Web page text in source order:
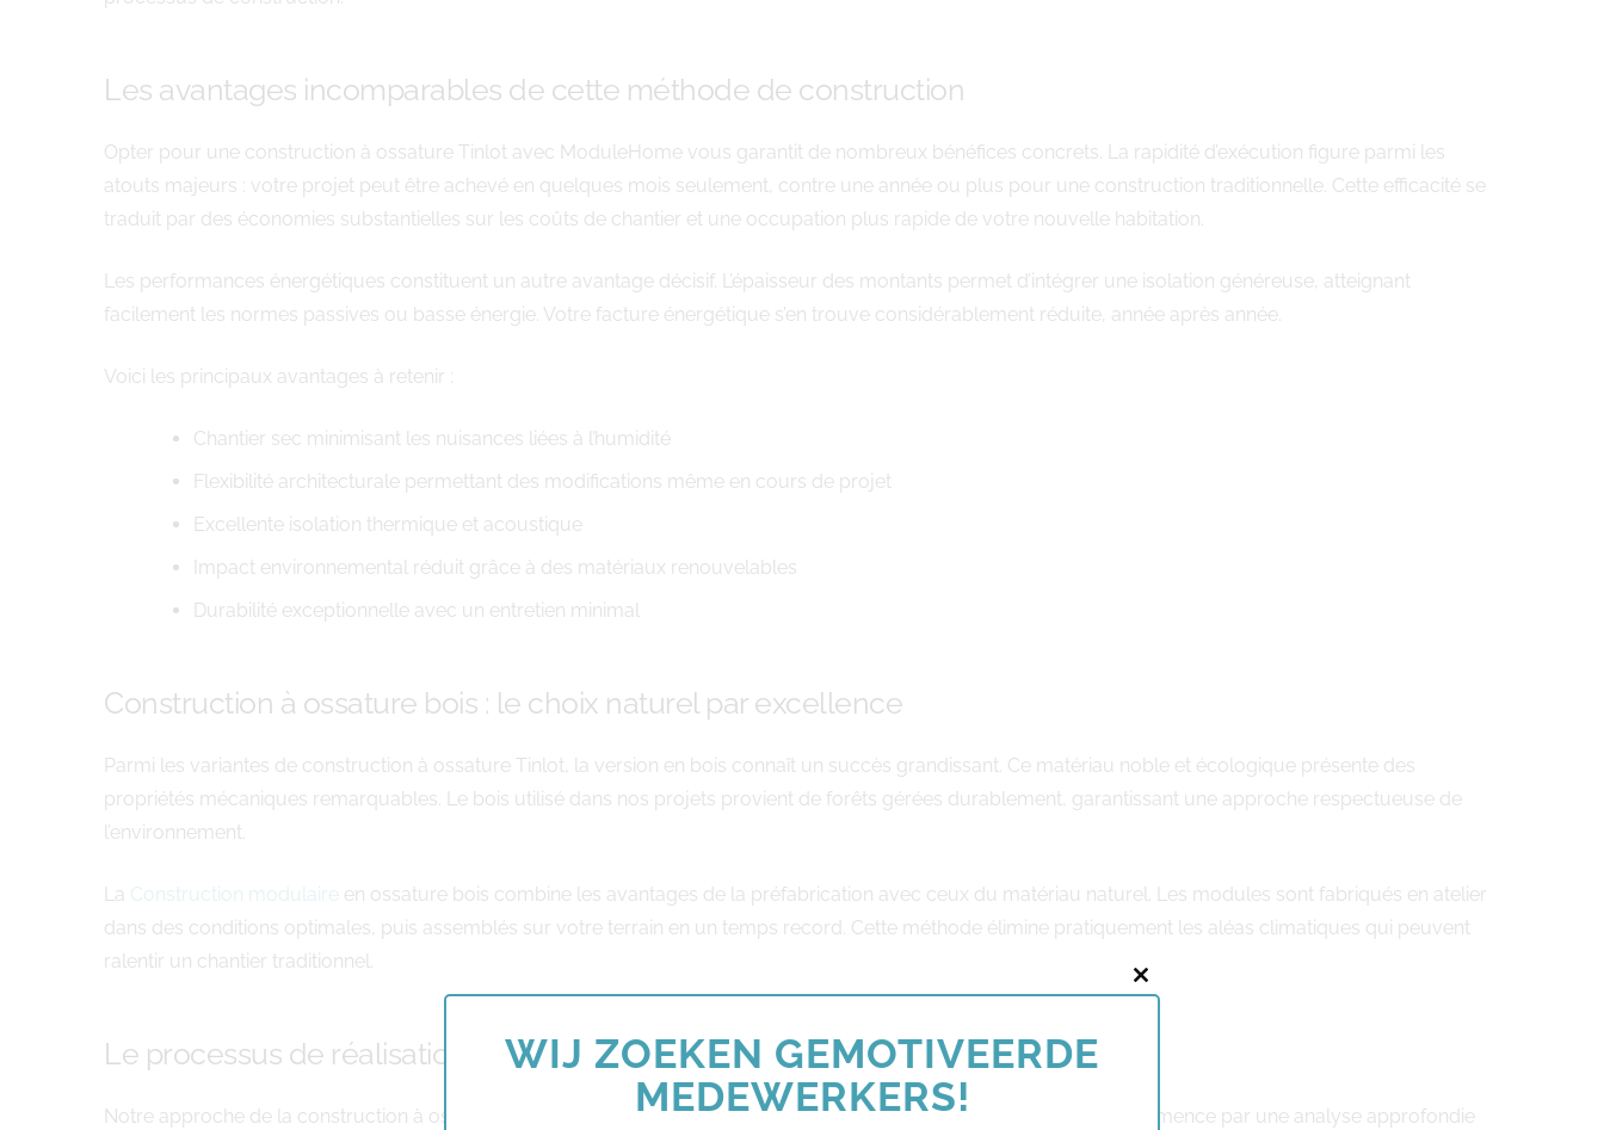
Les avantages incomparables de cette méthode de construction
Opter pour une construction à ossature Tinlot avec ModuleHome vous garantit de nombreux bénéfices concrets. La rapidité d’exécution figure parmi les
atouts majeurs : votre projet peut être achevé en quelques mois seulement, contre une année ou plus pour une construction traditionnelle. Cette efficacité se
traduit par des économies substantielles sur les coûts de chantier et une occupation plus rapide de votre nouvelle habitation.
Les performances énergétiques constituent un autre avantage décisif. L’épaisseur des montants permet d’intégrer une isolation généreuse, atteignant
facilement les normes passives ou basse énergie. Votre facture énergétique s’en trouve considérablement réduite, année après année.
Voici les principaux avantages à retenir :
Chantier sec minimisant les nuisances liées à l’humidité
Flexibilité architecturale permettant des modifications même en cours de projet
Excellente isolation thermique et acoustique
Impact environnemental réduit grâce à des matériaux renouvelables
Durabilité exceptionnelle avec un entretien minimal
Construction à ossature bois : le choix naturel par excellence
Parmi les variantes de construction à ossature Tinlot, la version en bois connaît un succès grandissant. Ce matériau noble et écologique présente des
propriétés mécaniques remarquables. Le bois utilisé dans nos projets provient de forêts gérées durablement, garantissant une approche respectueuse de
l’environnement.
La Construction modulaire en ossature bois combine les avantages de la préfabrication avec ceux du matériau naturel. Les modules sont fabriqués en atelier
dans des conditions optimales, puis assemblés sur votre terrain en un temps record. Cette méthode élimine pratiquement les aléas climatiques qui peuvent
ralentir un chantier traditionnel.
Le processus de réalisation chez ModuleHome
Notre approche de la construction à ossature Tinlotse déroule en plusieurs étapes parfaitement orchestrées. Tout commence par une analyse approfondie
Close
WIJ ZOEKEN GEMOTIVEERDE
MEDEWERKERS!